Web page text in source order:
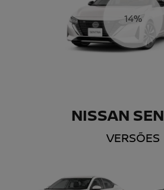
17%
NISSAN
VERSÕES